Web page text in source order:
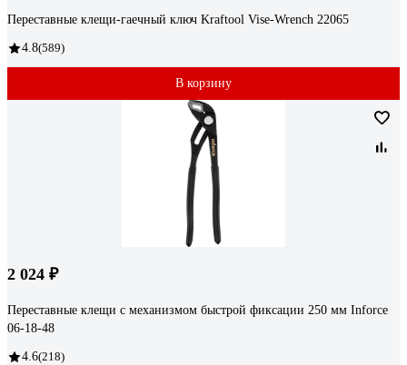
Переставные клещи-гаечный ключ Kraftool Vise-Wrench 22065
4.8(589)
В корзину
2 024 ₽
Переставные клещи с механизмом быстрой фиксации 250 мм Inforce
06-18-48
4.6(218)